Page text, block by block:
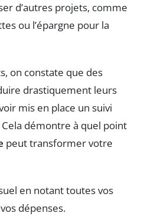
d’autres projets, comme
ou l’épargne pour la
on constate que des
drastiquement leurs
mis en place un suivi
démontre à quel point
peut transformer votre
en notant toutes vos
dépenses.